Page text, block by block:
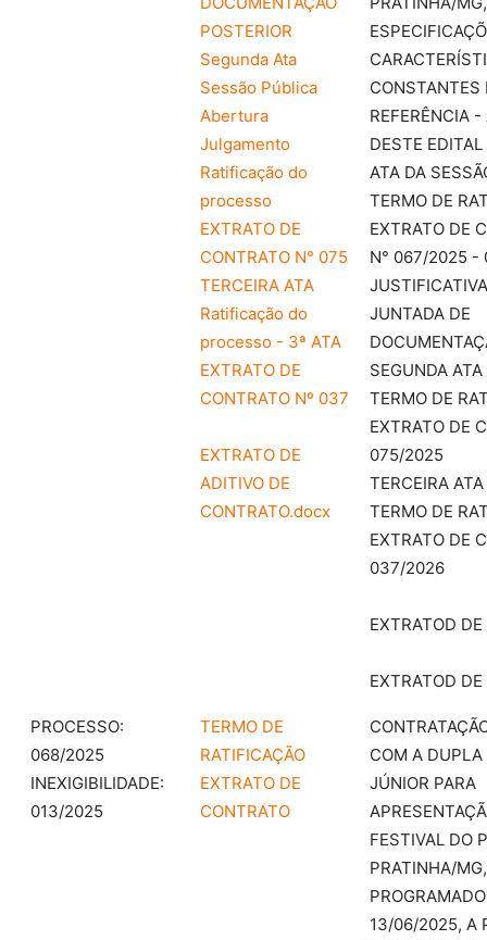
POSTERIOR
Segunda Ata
Sessão Pública
Abertura
Julgamento
Ratificação do
processo
EXTRATO DE
CONTRATO N° 075
TERCEIRA ATA
Ratificação do
processo - 3ª ATA
EXTRATO DE
CONTRATO Nº 037
EXTRATO DE
ADITIVO DE
CONTRATO.docx
CONSTANTES
REFERÊNCIA -
DESTE EDITAL
ATA DA
TERMO DE
EXTRATO DE
N° 067/2025 -
JUNTADA DE
SEGUNDA
TERMO DE
EXTRATO DE
075/2025
TERCEIRA
TERMO DE
EXTRATO DE
037/2026
EXTRATOD
EXTRATOD
PROCESSO:
068/2025
INEXIGIBILIDADE:
013/2025
TERMO DE
RATIFICAÇÃO
EXTRATO DE
CONTRATO
COM A DUPLA
JÚNIOR PARA
FESTIVAL DO
PRATINHA/MG,
13/06/2025, A